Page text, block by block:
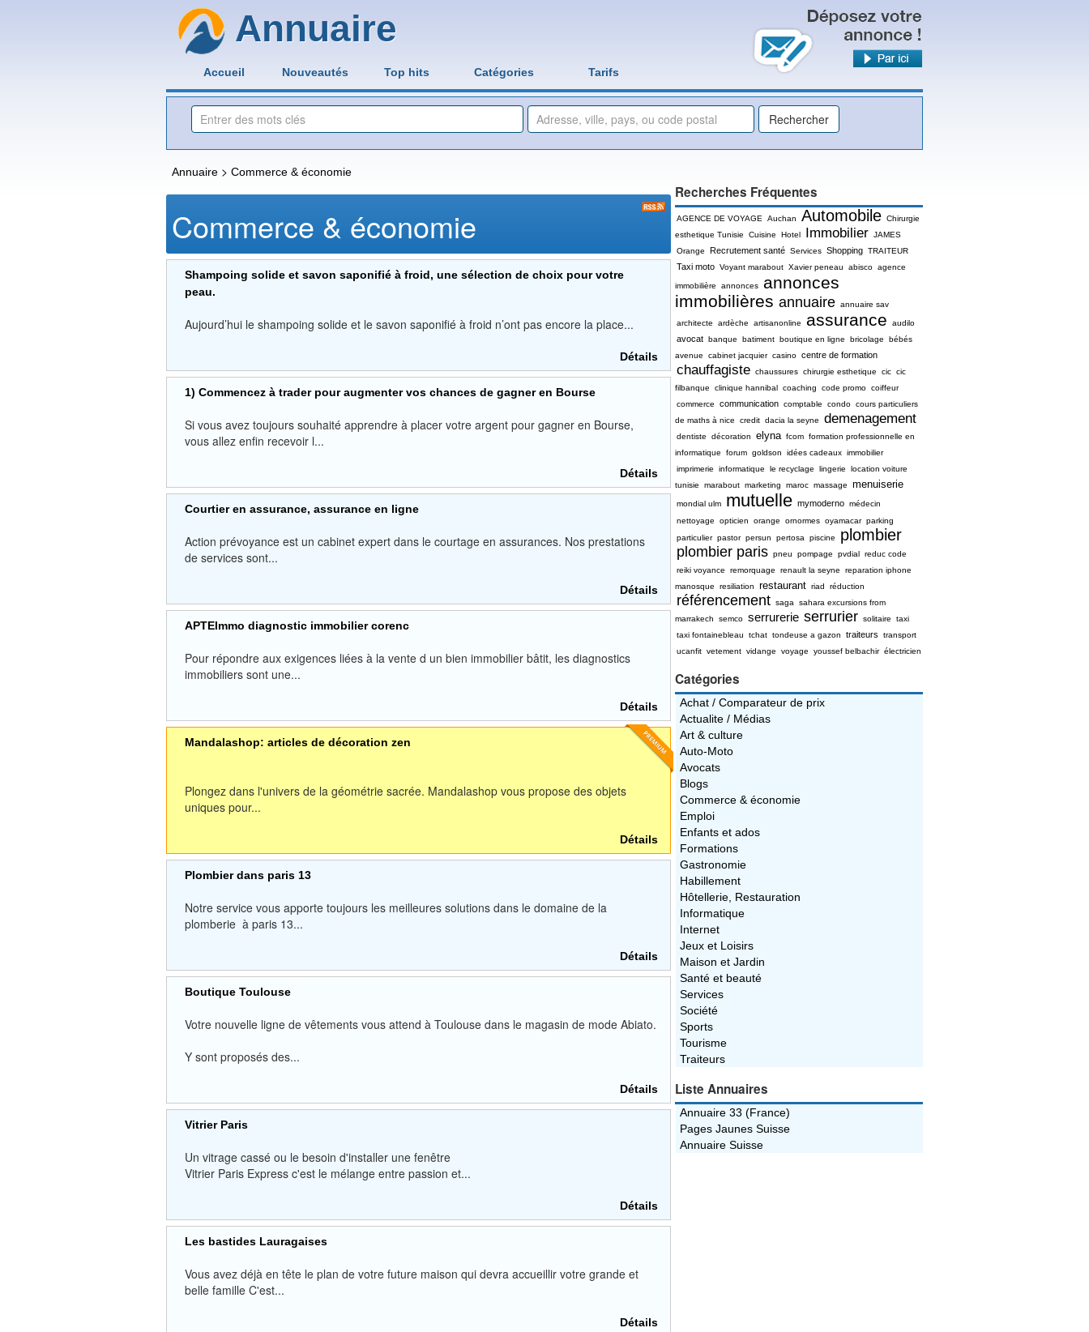
Annuaire
Accueil Nouveautés Top hits Catégories Tarifs
Annuaire > Commerce & économie
Commerce & économie
Shampoing solide et savon saponifié à froid, une sélection de choix pour votre
peau.
Aujourd’hui le shampoing solide et le savon saponifié à froid n’ont pas encore la place...
Détails
1) Commencez à trader pour augmenter vos chances de gagner en Bourse
Si vous avez toujours souhaité apprendre à placer votre argent pour gagner en Bourse,
vous allez enfin recevoir l...
Détails
Courtier en assurance, assurance en ligne
Action prévoyance est un cabinet expert dans le courtage en assurances. Nos prestations
de services sont...
Détails
APTEImmo diagnostic immobilier corenc
Pour répondre aux exigences liées à la vente d un bien immobilier bâtit, les diagnostics
immobiliers sont une...
Détails
Mandalashop: articles de décoration zen
Plongez dans l'univers de la géométrie sacrée. Mandalashop vous propose des objets
uniques pour...
Détails
Plombier dans paris 13
Notre service vous apporte toujours les meilleures solutions dans le domaine de la
plomberie à paris 13...
Détails
Boutique Toulouse
Votre nouvelle ligne de vêtements vous attend à Toulouse dans le magasin de mode Abiato.
Y sont proposés des...
Détails
Vitrier Paris
Un vitrage cassé ou le besoin d'installer une fenêtre
Vitrier Paris Express c'est le mélange entre passion et...
Détails
Les bastides Lauragaises
Vous avez déjà en tête le plan de votre future maison qui devra accueillir votre grande et
belle famille C'est...
Détails
Recherches Fréquentes
AGENCE DE VOYAGE Auchan Automobile Chirurgie
esthetique Tunisie
Cuisine Hotel Immobilier JAMES
Orange
Recrutement santé Services Shopping TRAITEUR
Taxi moto Voyant marabout Xavier peneau abisco agence
immobilière annonces
annonces
immobilières annuaire annuaire sav
architecte ardèche artisanonline assurance audilo
avocat banque batiment boutique en ligne bricolage
bébés
avenue
cabinet jacquier casino centre de formation
chauffagiste chaussures chirurgie esthetique cic cic
filbanque
clinique hannibal coaching code promo coiffeur
commerce
communication comptable condo cours particuliers
de maths à nice
credit dacia la seyne demenagement
dentiste décoration elyna fcom formation professionnelle en
informatique
forum goldson idées cadeaux immobilier
imprimerie
informatique le recyclage lingerie
location voiture
tunisie
marabout marketing maroc massage menuiserie
mondial ulm mutuelle mymoderno médecin
nettoyage
opticien orange ornormes oyamacar parking
particulier pastor persun pertosa piscine plombier
plombier paris pneu pompage pvdial reduc code
reiki voyance
remorquage renault la seyne
reparation iphone
manosque
resiliation restaurant riad réduction
référencement saga
sahara excursions from
marrakech
semco serrurerie serrurier solitaire
taxi
taxi fontainebleau
tchat tondeuse a gazon traiteurs
transport
ucanfit vetement vidange voyage youssef belbachir électricien
Catégories
Achat / Comparateur de prix
Actualite / Médias
Art & culture
Auto-Moto
Avocats
Blogs
Commerce & économie
Emploi
Enfants et ados
Formations
Gastronomie
Habillement
Hôtellerie, Restauration
Informatique
Internet
Jeux et Loisirs
Maison et Jardin
Santé et beauté
Services
Société
Sports
Tourisme
Traiteurs
Liste Annuaires
Annuaire 33 (France)
Pages Jaunes Suisse
Annuaire Suisse